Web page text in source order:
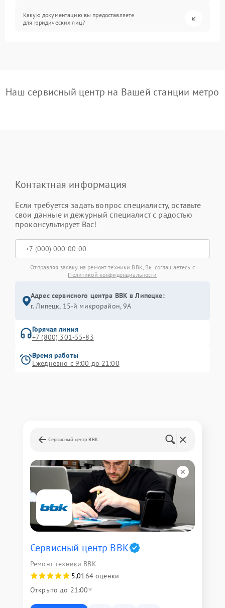
Какую документацию вы предоставляете
для юридических лиц?
Наш сервисный центр на Вашей станции метро
Контактная информация
Если требуется задать вопрос специалисту, оставьте
свои данные и дежурный специалист с радостью
проконсультирует Вас!
Отправляя заявку на ремонт техники BBK, Вы соглашаетесь с
Политикой конфиденциальности
Адрес сервисного центра BBK в Липецке:
г. Липецк, 15-й микрорайон, 9А
Горячая линия
+7 (800) 301-55-83
Время работы
Ежедневно с 9:00 до 21:00
Сервисный центр BBK
Сервисный центр BBK
Ремонт техники BBK
5,0164 оценки
Открыто до 21:00